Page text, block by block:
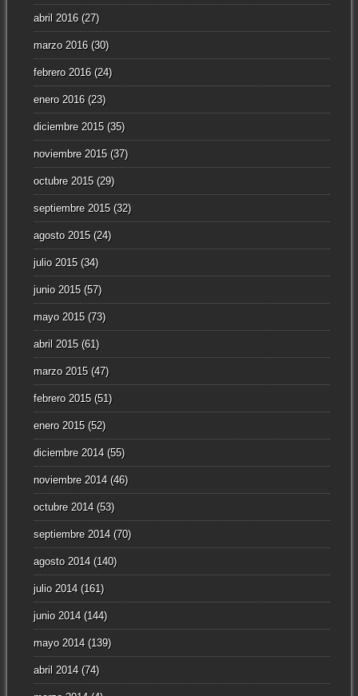
abril 2016(27)
marzo 2016(30)
febrero 2016(24)
enero 2016(23)
diciembre 2015(35)
noviembre 2015(37)
octubre 2015(29)
septiembre 2015(32)
agosto 2015(24)
julio 2015(34)
junio 2015(57)
mayo 2015(73)
abril 2015(61)
marzo 2015(47)
febrero 2015(51)
enero 2015(52)
diciembre 2014(55)
noviembre 2014(46)
octubre 2014(53)
septiembre 2014(70)
agosto 2014(140)
julio 2014(161)
junio 2014(144)
mayo 2014(139)
abril 2014(74)